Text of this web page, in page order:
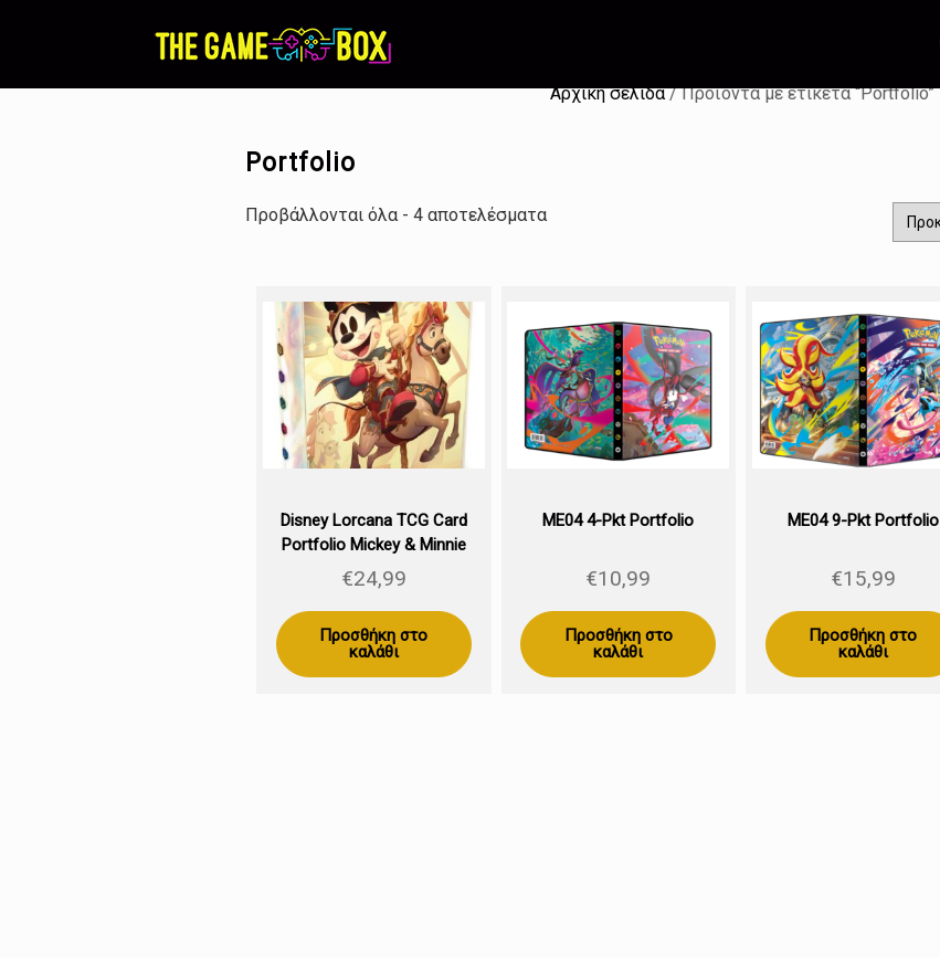
Αρχική σελίδα/ Προϊόντα με ετικέτα “Portfolio”
Portfolio
Προβάλλονται όλα - 4 αποτελέσματα
Disney Lorcana TCG Card
Portfolio Mickey & Minnie
€24,99
Προσθήκη στο
καλάθι
ME04 4-Pkt Portfolio
€10,99
Προσθήκη στο
καλάθι
ME04 9-Pkt Portfolio
€15,99
Προσθήκη στο
καλάθι